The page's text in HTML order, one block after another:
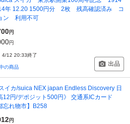
年 12.20 1500円分 2枚 残高確認済み コ
ン 利用不可
円
円
4/12 20:33終了
の商品 出品
イカ/suica NEX japan Endless Discovery 日
12円/デポジット500円》 交通系ICカード
忘れ物市】B258
円